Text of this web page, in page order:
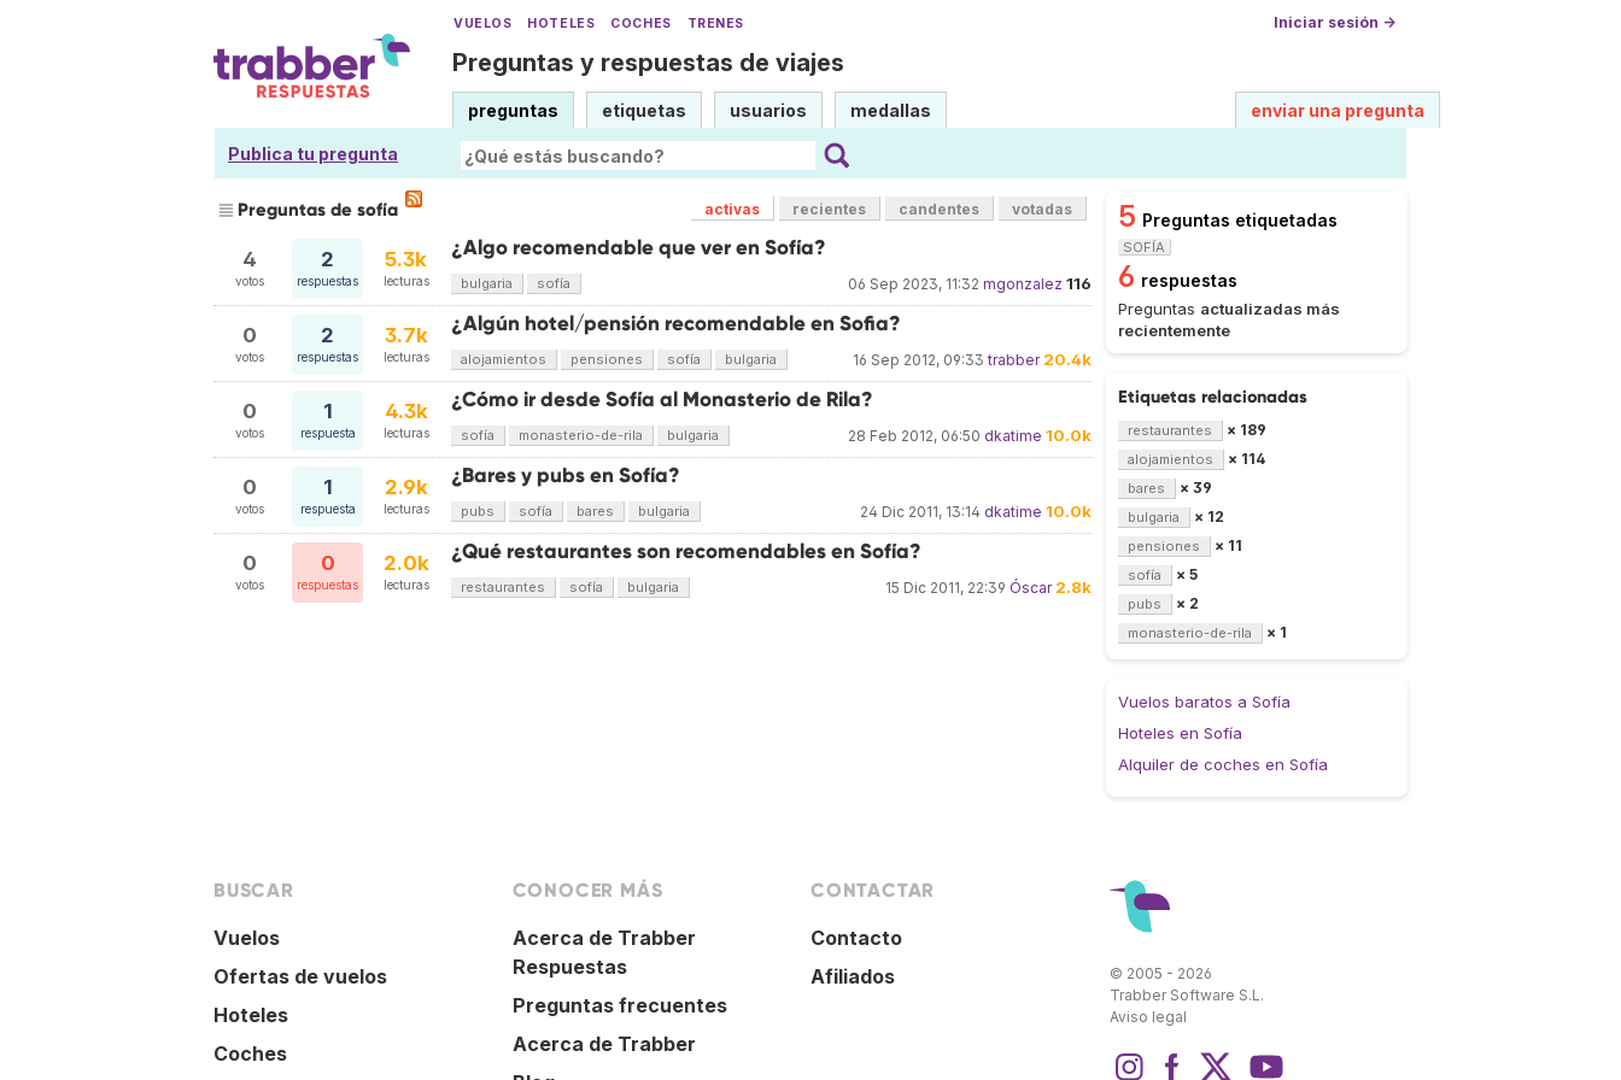
VUELOS HOTELES COCHES TRENES Iniciar sesión →
Preguntas y respuestas de viajes
preguntas etiquetas usuarios medallas enviar una pregunta
Publica tu pregunta
Preguntas de sofía activas recientes candentes votadas
4
votos
2
respuestas
5.3k
lecturas
¿Algo recomendable que ver en Sofía?
06 Sep 2023, 11:32 mgonzalez 116
bulgaria sofía
0
votos
2
respuestas
3.7k
lecturas
¿Algún hotel/pensión recomendable en Sofia?
16 Sep 2012, 09:33 trabber 20.4k
alojamientos pensiones sofía bulgaria
0
votos
1
respuesta
4.3k
lecturas
¿Cómo ir desde Sofía al Monasterio de Rila?
28 Feb 2012, 06:50 dkatime 10.0k
sofía monasterio-de-rila bulgaria
0
votos
1
respuesta
2.9k
lecturas
¿Bares y pubs en Sofía?
24 Dic 2011, 13:14 dkatime 10.0k
pubs sofía bares bulgaria
0
votos
0
respuestas
2.0k
lecturas
¿Qué restaurantes son recomendables en Sofía?
15 Dic 2011, 22:39 Óscar 2.8k
restaurantes sofía bulgaria
5 Preguntas etiquetadas
SOFÍA
6 respuestas
Preguntas actualizadas más
recientemente
Etiquetas relacionadas
restaurantes × 189
alojamientos × 114
bares × 39
bulgaria × 12
pensiones × 11
sofía × 5
pubs × 2
monasterio-de-rila × 1
Vuelos baratos a Sofía
Hoteles en Sofía
Alquiler de coches en Sofía
BUSCAR
Vuelos
Ofertas de vuelos
Hoteles
Coches
CONOCER MÁS
Acerca de Trabber
Respuestas
Preguntas frecuentes
Acerca de Trabber
CONTACTAR
Contacto
Afiliados
© 2005 - 2026
Trabber Software S.L.
Aviso legal